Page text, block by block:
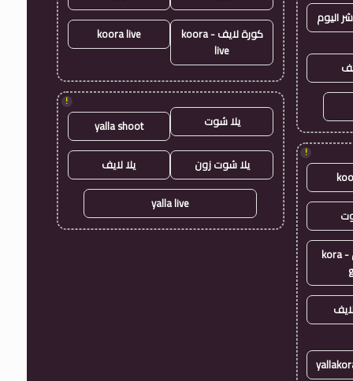
اليوم
!
كورة جول - kora
كورة لايف - koora
live
koora live
!
يلا شوت yalla shoot
يلا شوت زون يلا لايف
yalla live